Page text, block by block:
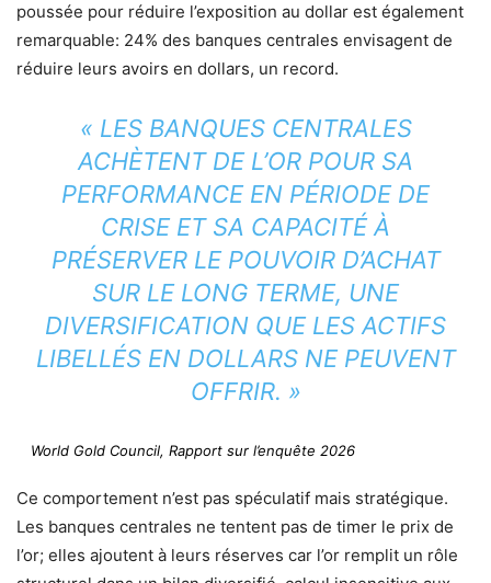
poussée pour réduire l’exposition au dollar est également
remarquable: 24% des banques centrales envisagent de
réduire leurs avoirs en dollars, un record.
« LES BANQUES CENTRALES
ACHÈTENT DE L’OR POUR SA
PERFORMANCE EN PÉRIODE DE
CRISE ET SA CAPACITÉ À
PRÉSERVER LE POUVOIR D’ACHAT
SUR LE LONG TERME, UNE
DIVERSIFICATION QUE LES ACTIFS
LIBELLÉS EN DOLLARS NE PEUVENT
OFFRIR. »
World Gold Council, Rapport sur l’enquête 2026
Ce comportement n’est pas spéculatif mais stratégique.
Les banques centrales ne tentent pas de timer le prix de
l’or; elles ajoutent à leurs réserves car l’or remplit un rôle